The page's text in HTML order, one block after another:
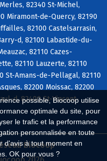
possible, Biocoop utilise
optimale du site, pour
le trafic et la performance
personnalisée en toute
d'avis à tout moment en
OK pour vous ?
82340 St-Michel,
Miramont-de-Quercy, 82190
82100 Castelsarrasin,
d, 82100 Labastide-du-
82110 Cazes-
82110 Lauzerte, 82110
St-Amans-de-Pellagal, 82110
82200 Moissac, 82200
d, 82400 St-Vincent-
Biocoop